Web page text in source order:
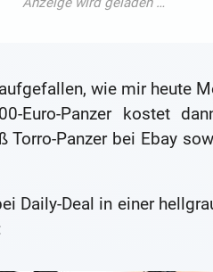
wie mir heute
Euro-Panzer kostet
Torro-Panzer bei Ebay
Daily-Deal in einer